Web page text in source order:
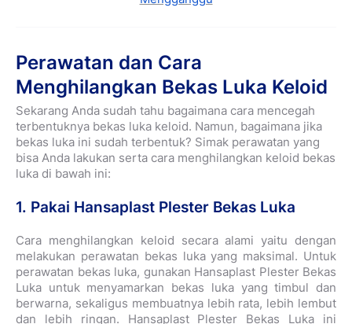
Perawatan dan Cara
Menghilangkan Bekas Luka Keloid
Sekarang Anda sudah tahu bagaimana cara mencegah
terbentuknya bekas luka keloid. Namun, bagaimana jika
bekas luka ini sudah terbentuk? Simak perawatan yang
bisa Anda lakukan serta cara menghilangkan keloid bekas
luka di bawah ini:
1. Pakai Hansaplast Plester Bekas Luka
Cara menghilangkan keloid secara alami yaitu dengan
melakukan perawatan bekas luka yang maksimal. Untuk
perawatan bekas luka, gunakan Hansaplast Plester Bekas
Luka untuk menyamarkan bekas luka yang timbul dan
berwarna, sekaligus membuatnya lebih rata, lebih lembut
dan lebih ringan. Hansaplast Plester Bekas Luka ini